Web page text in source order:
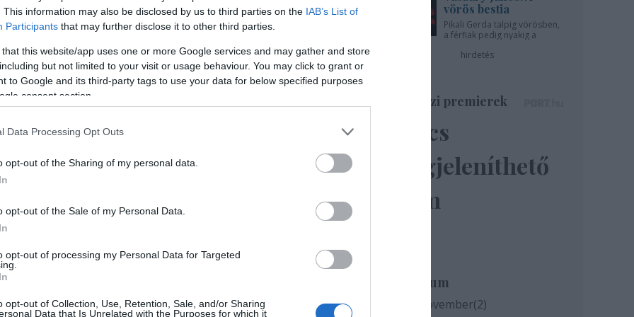
This information may also be disclosed by us to third parties on the IAB’s List of
Participants that may further disclose it to other third parties.
that this website/app uses one or more Google services and may gather and store
but not limited to your visit or usage behaviour. You may click to grant or
to Google and its third-party tags to use your data for below specified purposes
consent section.
Data Processing Opt Outs
opt-out of the Sharing of my personal data.
opt-out of the Sale of my Personal Data.
opt-out of processing my Personal Data for Targeted
opt-out of Collection, Use, Retention, Sale, and/or Sharing
Data that Is Unrelated with the Purposes for which it
szerint. Ezeknek a jövedelmeknek
ba terelné át, amelynek szakkollégiumai saját
mi jogunk, hogy döntsünk e pénzek sorsa felől.
és elvárjuk, hogy bármilyen
véleményezési jogunkkal élhessünk" - fogalmaz a
nyílt levelet mások mellettBalázs Fecó, Demjén
vörös bestia
Pikali Gerda talpig vörösben,
a férfiak pedig nyakig a
hirdetés
Színházi premierek
Nincs
megjeleníthető
elem
Archívum
2020 november(2)